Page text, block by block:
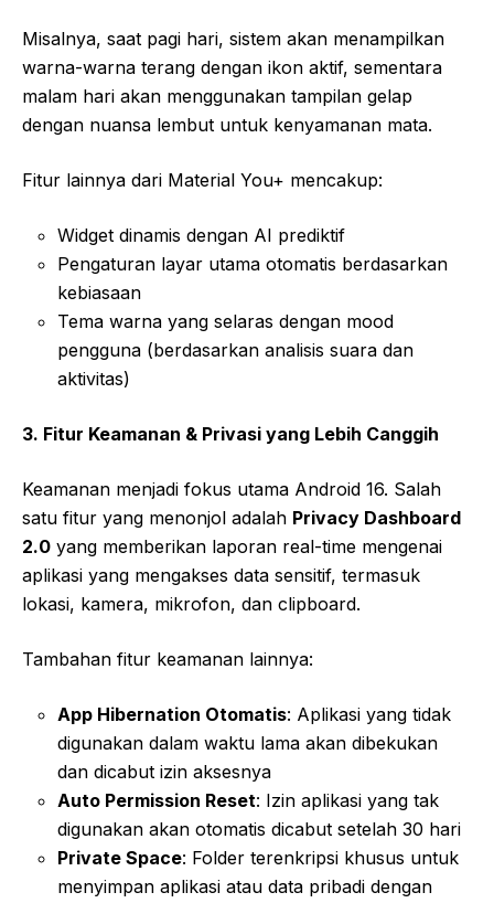
Misalnya, saat pagi hari, sistem akan menampilkan
warna-warna terang dengan ikon aktif, sementara
malam hari akan menggunakan tampilan gelap
dengan nuansa lembut untuk kenyamanan mata.
Fitur lainnya dari Material You+ mencakup:
Widget dinamis dengan AI prediktif
Pengaturan layar utama otomatis berdasarkan
kebiasaan
Tema warna yang selaras dengan mood
pengguna (berdasarkan analisis suara dan
aktivitas)
3. Fitur Keamanan & Privasi yang Lebih Canggih
Keamanan menjadi fokus utama Android 16. Salah
satu fitur yang menonjol adalah Privacy Dashboard
2.0 yang memberikan laporan real-time mengenai
aplikasi yang mengakses data sensitif, termasuk
lokasi, kamera, mikrofon, dan clipboard.
Tambahan fitur keamanan lainnya:
App Hibernation Otomatis: Aplikasi yang tidak
digunakan dalam waktu lama akan dibekukan
dan dicabut izin aksesnya
Auto Permission Reset: Izin aplikasi yang tak
digunakan akan otomatis dicabut setelah 30 hari
Private Space: Folder terenkripsi khusus untuk
menyimpan aplikasi atau data pribadi dengan